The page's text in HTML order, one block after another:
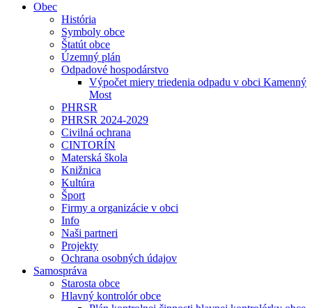
Obec
História
Symboly obce
Štatút obce
Územný plán
Odpadové hospodárstvo
Výpočet miery triedenia odpadu v obci Kamenný
Most
PHRSR
PHRSR 2024-2029
Civilná ochrana
CINTORÍN
Materská škola
Knižnica
Kultúra
Šport
Firmy a organizácie v obci
Info
Naši partneri
Projekty
Ochrana osobných údajov
Samospráva
Starosta obce
Hlavný kontrolór obce